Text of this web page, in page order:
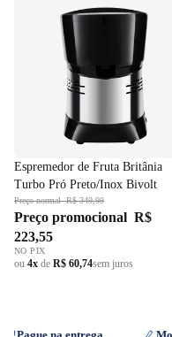
Espremedor de Fruta Britânia
Turbo Pró Preto/Inox Bivolt
Preço normalR$ 349,99
Preço promocional R$
223,55
NO PIX
ou 4x de R$ 60,74sem juros